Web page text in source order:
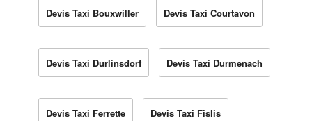
Devis Taxi Bouxwiller Devis Taxi Courtavon
Devis Taxi Durlinsdorf Devis Taxi Durmenach
Devis Taxi Ferrette Devis Taxi Fislis